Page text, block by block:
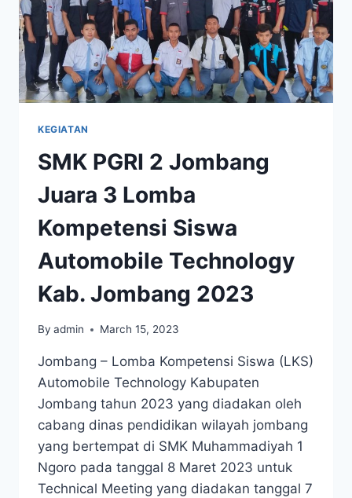
KEGIATAN
SMK PGRI 2 Jombang
Juara 3 Lomba
Kompetensi Siswa
Automobile Technology
Kab. Jombang 2023
By admin March 15, 2023
Jombang – Lomba Kompetensi Siswa (LKS)
Automobile Technology Kabupaten
Jombang tahun 2023 yang diadakan oleh
cabang dinas pendidikan wilayah jombang
yang bertempat di SMK Muhammadiyah 1
Ngoro pada tanggal 8 Maret 2023 untuk
Technical Meeting yang diadakan tanggal 7